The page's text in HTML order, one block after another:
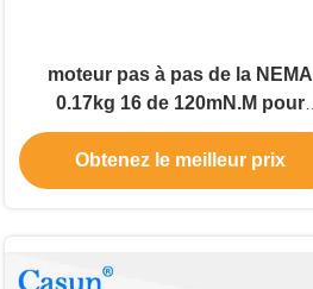
moteur pas à pas de la NEMA
0.17kg 16 de 120mN.M pour
l'imprimante 3D/machine de
gravure
Obtenez le meilleur prix